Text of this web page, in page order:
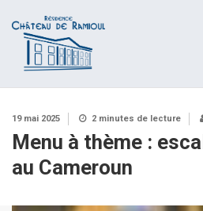
19 mai 2025 2 minutes de lecture
Menu à thème :
au Cameroun